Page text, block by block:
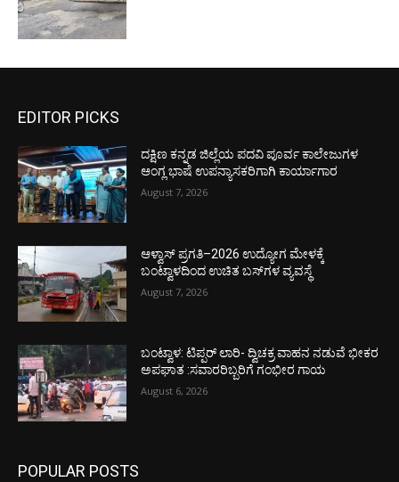
EDITOR PICKS
ದಕ್ಷಿಣ ಕನ್ನಡ ಜಿಲ್ಲೆಯ ಪದವಿ ಪೂರ್ವ ಕಾಲೇಜುಗಳ
ಆಂಗ್ಲ ಭಾಷೆ ಉಪನ್ಯಾಸಕರಿಗಾಗಿ ಕಾರ್ಯಾಗಾರ
August 7, 2026
ಆಳ್ವಾಸ್ ಪ್ರಗತಿ–2026 ಉದ್ಯೋಗ ಮೇಳಕ್ಕೆ
ಬಂಟ್ವಾಳದಿಂದ ಉಚಿತ ಬಸ್‌ಗಳ ವ್ಯವಸ್ಥೆ
August 7, 2026
ಬಂಟ್ವಾಳ: ಟಿಪ್ಪರ್ ಲಾರಿ- ದ್ವಿಚಕ್ರ ವಾಹನ ನಡುವೆ ಭೀಕರ
ಅಪಘಾತ :ಸವಾರರಿಬ್ಬರಿಗೆ ಗಂಭೀರ ಗಾಯ
August 6, 2026
POPULAR POSTS